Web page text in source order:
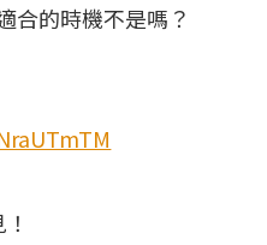
合的時機不是嗎？